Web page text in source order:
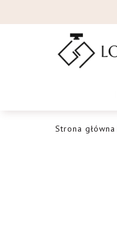
do
Strona główna